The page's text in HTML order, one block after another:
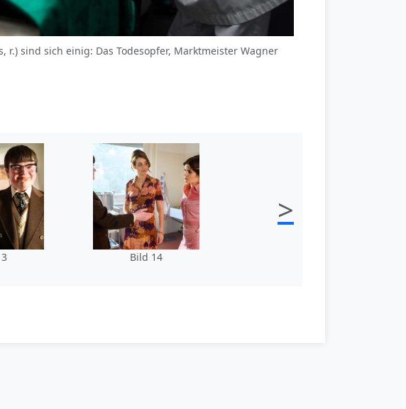
r.) sind sich einig: Das Todesopfer, Marktmeister Wagner
Bild 14
>